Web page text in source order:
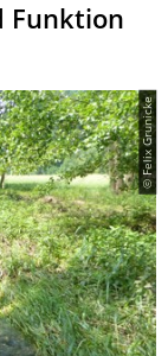
Funktion
© Felix Grunicke